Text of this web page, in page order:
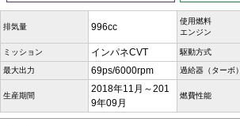
排気量 996cc
使用燃料
エンジン
ミッション インパネCVT 駆動方式
最大出力 69ps/6000rpm 過給器（ターボ）
生産期間
2018年11月～201
9年09月
燃費性能